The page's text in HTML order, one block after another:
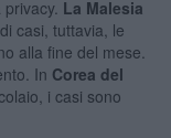
La Malesia
casi, tuttavia, le
alla fine del mese.
In Corea del
i casi sono